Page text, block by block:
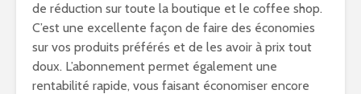
de réduction sur toute la boutique et le coffee shop.
C’est une excellente façon de faire des économies
sur vos produits préférés et de les avoir à prix tout
doux. L’abonnement permet également une
rentabilité rapide, vous faisant économiser encore